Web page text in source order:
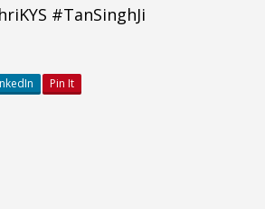
#TanSinghJi
Pin It